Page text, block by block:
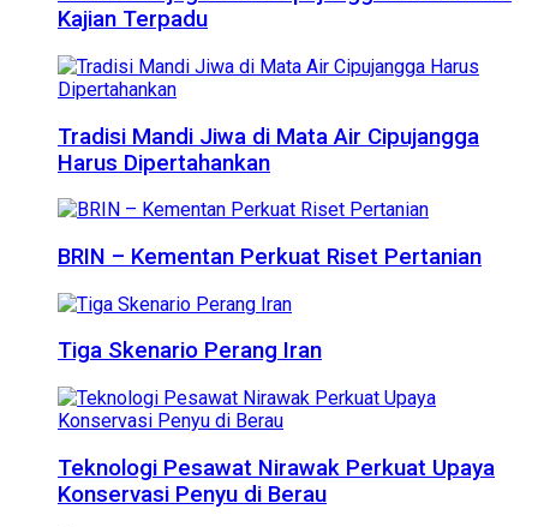
Kajian Terpadu
Tradisi Mandi Jiwa di Mata Air Cipujangga
Harus Dipertahankan
BRIN – Kementan Perkuat Riset Pertanian
Tiga Skenario Perang Iran
Teknologi Pesawat Nirawak Perkuat Upaya
Konservasi Penyu di Berau